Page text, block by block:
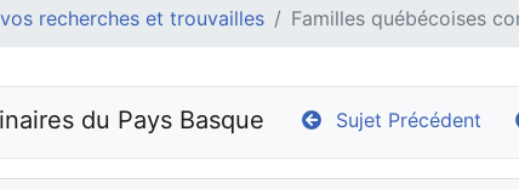
recherches et trouvailles Familles québécoises
du Pays Basque Sujet Précédent